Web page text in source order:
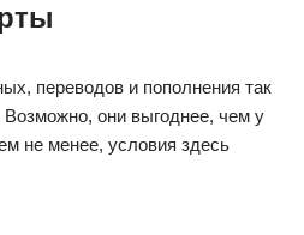
переводов и пополнения так
Возможно, они выгоднее, чем у
не менее, условия здесь